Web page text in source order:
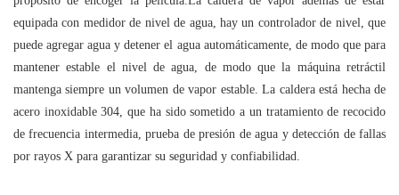
equipada con medidor de nivel de agua, hay un controlador de nivel, que
puede agregar agua y detener el agua automáticamente, de modo que para
mantener estable el nivel de agua, de modo que la máquina retráctil
mantenga siempre un volumen de vapor estable. La caldera está hecha de
acero inoxidable 304, que ha sido sometido a un tratamiento de recocido
de frecuencia intermedia, prueba de presión de agua y detección de fallas
por rayos X para garantizar su seguridad y confiabilidad.